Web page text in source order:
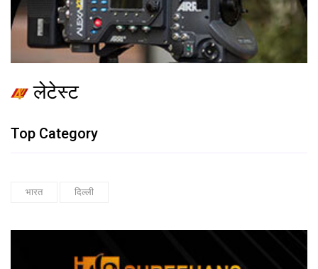
लेटेस्ट
Top Category
भारत दिल्ली